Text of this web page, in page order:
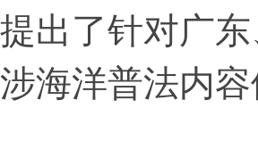
提出了针对广
涉海洋普法内容